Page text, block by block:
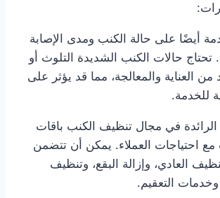
أيضًا على حالة الكنب ومدى الإصابة
تحتاج حالات الكنب الشديدة التلوث أو
من العناية والمعالجة، مما قد يؤثر على
للخدمة.
في مجال تنظيف الكنب باقات
مع احتياجات العملاء. يمكن أن تتضمن
العادي، وإزالة البقع، وتنظيف
وخدمات التعقيم.